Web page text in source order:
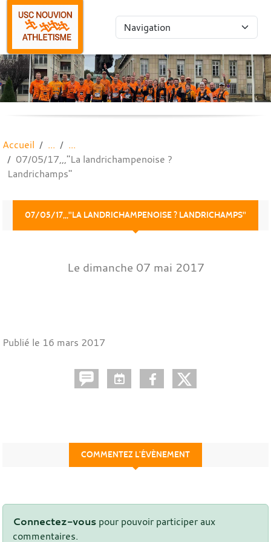
Accueil
07/05/17,,,"La landrichampenoise ?
Landrichamps"
07/05/17,,,"LA LANDRICHAMPENOISE ? LANDRICHAMPS"
Le dimanche 07 mai 2017
Publié le 16 mars 2017
COMMENTEZ L’ÉVÈNEMENT
Connectez-vous pour pouvoir participer aux
commentaires.
Panneau de gestion des cookies